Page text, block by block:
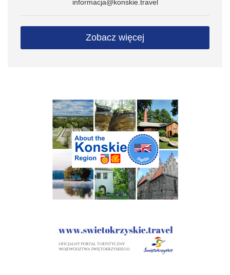
informacja@konskie.travel
Zobacz więcej